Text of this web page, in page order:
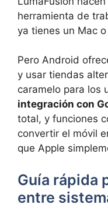
herramienta de
ya tienes un Mac
Pero Android
y usar tiendas
caramelo para los
integración con
total, y funciones
convertir el móvil
que Apple
Guía rápida
entre